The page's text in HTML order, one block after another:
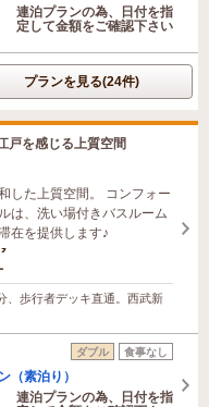
連泊プランの為、日付を指
定して金額をご確認下さい
プランを見る(24件)
戸を感じる上質空間
した上質空間。 コンフォー
は、洗い場付きバスルーム
在を提供します♪
、歩行者デッキ直通。西武新
ダブル 食事なし
（素泊り）
連泊プランの為、日付を指